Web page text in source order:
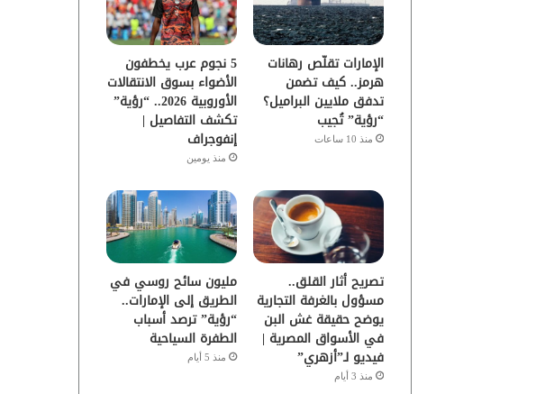
ك
ب
ر
ا
م
الإمارات تقلّص رهانات
هرمز.. كيف تضمن
تدفق ملايين البراميل؟
“رؤية” تُجيب
منذ 10 ساعات
5 نجوم عرب يخطفون
الأضواء بسوق الانتقالات
الأوروبية 2026.. “رؤية”
تكشف التفاصيل |
إنفوجراف
منذ يومين
تصريح أثار القلق..
مسؤول بالغرفة التجارية
يوضح حقيقة غش البن
في الأسواق المصرية |
فيديو لـ”أزهري”
منذ 3 أيام
مليون سائح روسي في
الطريق إلى الإمارات..
“رؤية” ترصد أسباب
الطفرة السياحية
منذ 5 أيام